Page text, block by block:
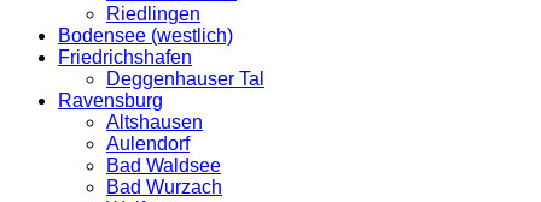
Riedlingen
Bodensee (westlich)
Friedrichshafen
Deggenhauser Tal
Ravensburg
Altshausen
Aulendorf
Bad Waldsee
Bad Wurzach